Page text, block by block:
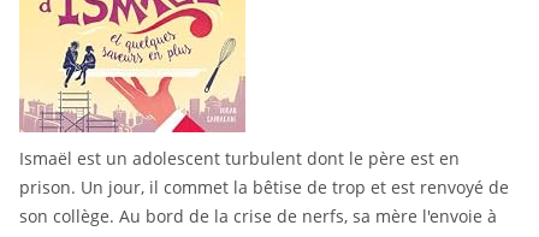
Ismaël est un adolescent turbulent dont le père est en
prison. Un jour, il commet la bêtise de trop et est renvoyé de
son collège. Au bord de la crise de nerfs, sa mère l'envoie à